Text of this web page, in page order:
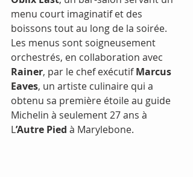
menu court imaginatif et des
boissons tout au long de la soirée.
Les menus sont soigneusement
orchestrés, en collaboration avec
Rainer, par le chef exécutif Marcus
Eaves, un artiste culinaire qui a
obtenu sa première étoile au guide
Michelin à seulement 27 ans à
L’Autre Pied à Marylebone.